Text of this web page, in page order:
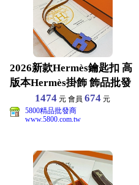
2026新款Hermès鑰匙扣 高
版本Hermès掛飾 飾品批發
1474 元 會員674 元
5800精品批發商
www.5800.com.tw